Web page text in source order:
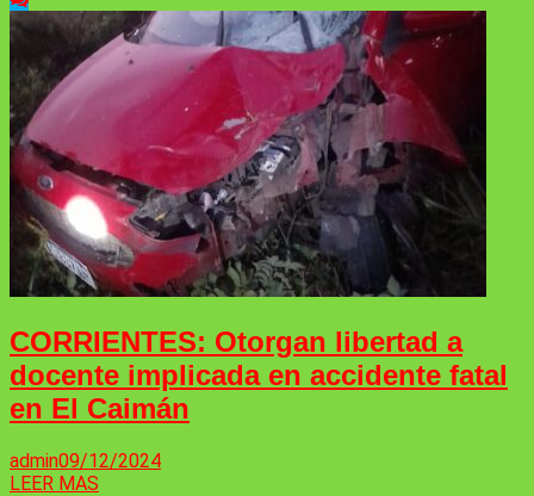
CORRIENTES: Otorgan libertad a
docente implicada en accidente fatal
en El Caimán
admin09/12/2024
LEER MAS